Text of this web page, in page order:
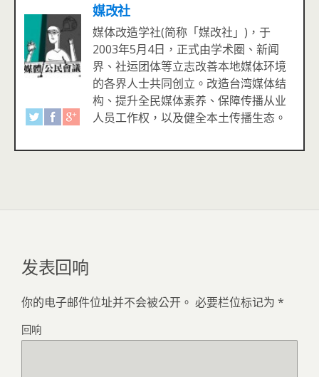
媒改社
媒体改造学社(简称「媒改社」)，于
2003年5月4日，正式由学术圈、新闻
界、社运团体等立志改善本地媒体环境
的各界人士共同创立。改造台湾媒体结
构、提升全民媒体素养、保障传播从业
人员工作权，以及健全本土传播生态。
发表回响
你的电子邮件位址并不会被公开。 必要栏位标记为 *
回响